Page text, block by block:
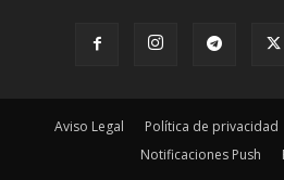
Aviso Legal Política de privacidad
Notificaciones Push